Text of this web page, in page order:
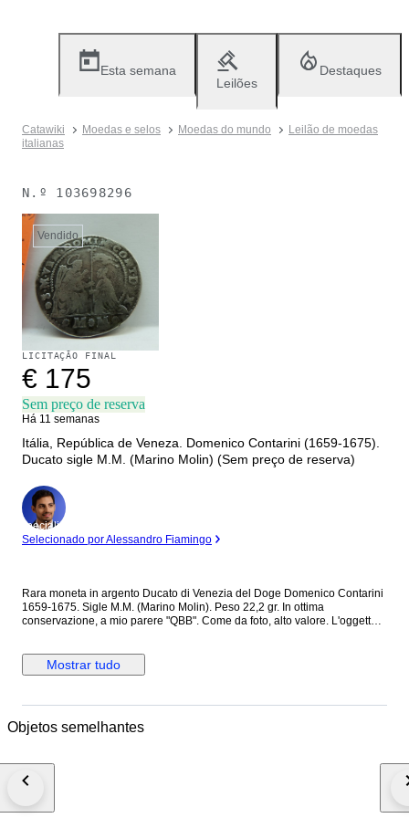
Esta semana
Leilões
Destaques
Catawiki Moedas e selos Moedas do mundo
Leilão de moedas
italianas
N.º 103698296
Vendido
LICITAÇÃO FINAL
€ 175
Sem preço de reserva
Há 11 semanas
Itália, República de Veneza. Domenico Contarini (1659-1675).
Ducato sigle M.M. (Marino Molin) (Sem preço de reserva)
Especialista
Selecionado por Alessandro Fiamingo
Rara moneta in argento Ducato di Venezia del Doge Domenico Contarini
1659-1675. Sigle M.M. (Marino Molin). Peso 22,2 gr. In ottima
conservazione, a mio parere "QBB". Come da foto, alto valore. L'oggetto
conservazioni indicate sono sempre a nostro parere (salvo perizie
certificate) e fanno fede sempre le foto, fatte al meglio possibile.
Mostrar tudo
Objetos semelhantes